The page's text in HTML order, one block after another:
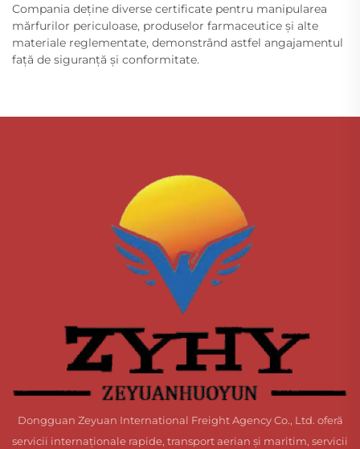
Compania deține diverse certificate pentru manipularea
mărfurilor periculoase, produselor farmaceutice și alte
materiale reglementate, demonstrând astfel angajamentul
față de siguranță și conformitate.
Dongguan Zeyuan International Freight Agency Co., Ltd. oferă
servicii internaționale rapide, transport aerian și maritim, servicii